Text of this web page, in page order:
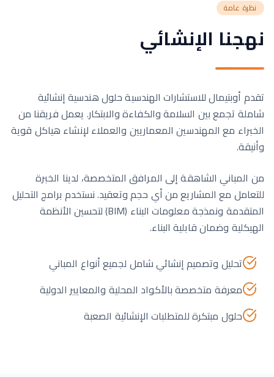
نظرة عامة
نهجنا الإنشائي
تقدم أوبتيمال للاستشارات الهندسية حلول هندسية إنشائية
شاملة تجمع بين السلامة والكفاءة والابتكار. يعمل فريقنا من
الخبراء مع المهندسين المعماريين والعملاء لإنشاء هياكل قوية
وأنيقة.
من المباني الشاهقة إلى المرافق المتخصصة، لدينا الخبرة
للتعامل مع المشاريع من أي حجم وتعقيد. نستخدم برامج التحليل
المتقدمة ونمذجة معلومات البناء (BIM) لتحسين الأنظمة
الهيكلية وضمان قابلية البناء.
تحليل وتصميم إنشائي شامل لجميع أنواع المباني
معرفة متخصصة بالأكواد المحلية والمعايير الدولية
حلول مبتكرة للمتطلبات الإنشائية الصعبة